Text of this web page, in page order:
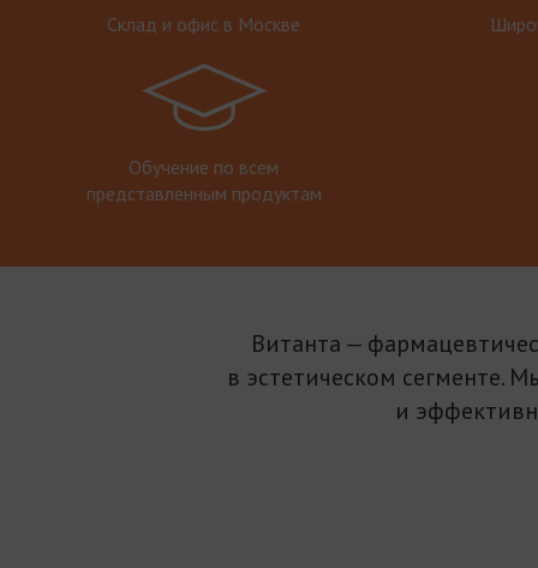
Склад и офис в Москве
Обучение по всем
представленным продуктам
Витанта —
в эстетическом сегменте.
и